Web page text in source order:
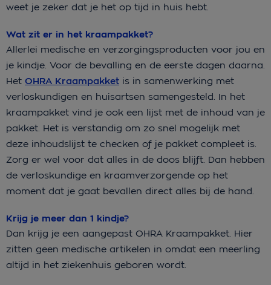
weet je zeker dat je het op tijd in huis hebt.
Wat zit er in het kraampakket?
Allerlei medische en verzorgingsproducten voor jou en
je kindje. Voor de bevalling en de eerste dagen daarna.
Het OHRA Kraampakket is in samenwerking met
verloskundigen en huisartsen samengesteld. In het
kraampakket vind je ook een lijst met de inhoud van je
pakket. Het is verstandig om zo snel mogelijk met
deze inhoudslijst te checken of je pakket compleet is.
Zorg er wel voor dat alles in de doos blijft. Dan hebben
de verloskundige en kraamverzorgende op het
moment dat je gaat bevallen direct alles bij de hand.
Krijg je meer dan 1 kindje?
Dan krijg je een aangepast OHRA Kraampakket. Hier
zitten geen medische artikelen in omdat een meerling
altijd in het ziekenhuis geboren wordt.